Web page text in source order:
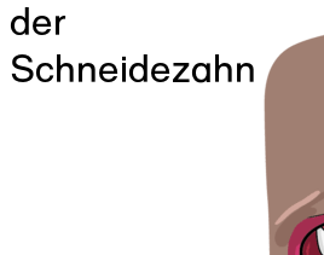
der
Schneidezahn